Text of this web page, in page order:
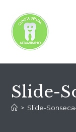
Slide-
> Slide-